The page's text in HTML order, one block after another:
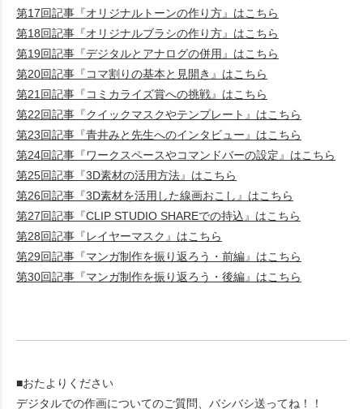
第17回記事『オリジナルトーンの作り方』はこちら
第18回記事『オリジナルブラシの作り方』はこちら
第19回記事『デジタルとアナログの併用』はこちら
第20回記事『コマ割りの基本と見開き』はこちら
第21回記事『コミカライズ賞への挑戦』はこちら
第22回記事『クイックマスクやテンプレート』はこちら
第23回記事『青井みと先生へのインタビュー』はこちら
第24回記事『ワークスペースやコマンドバーの設定』はこちら
第25回記事『3D素材の活用方法』はこちら
第26回記事『3D素材を活用した線画おこし』はこちら
第27回記事『CLIP STUDIO SHAREでの持込』はこちら
第28回記事『レイヤーマスク』はこちら
第29回記事『マンガ制作を振り返ろう・前編』はこちら
第30回記事『マンガ制作を振り返ろう・後編』はこちら
■おたよりください
デジタルでの作画についてのご質問、バシバシ送ってね！！